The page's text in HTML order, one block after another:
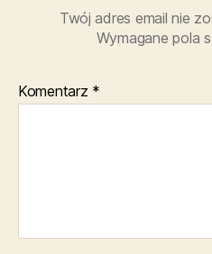
Twój adres email nie
Wymagane pola
Komentarz *